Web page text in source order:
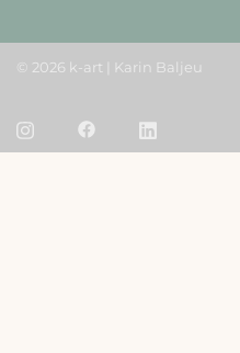
© 2026 k-art | Karin Baljeu